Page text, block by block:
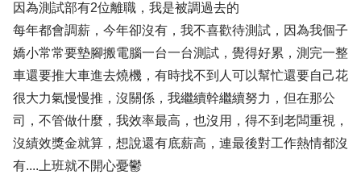
因為測試部有2位離職，我是被調過去的
每年都會調薪，今年卻沒有，我不喜歡待測試，因為我個子
嬌小常常要墊腳搬電腦一台一台測試，覺得好累，測完一整
車還要推大車進去燒機，有時找不到人可以幫忙還要自己花
很大力氣慢慢推，沒關係，我繼續幹繼續努力，但在那公
司，不管做什麼，我效率最高，也沒用，得不到老闆重視，
沒績效獎金就算，想說還有底薪高，連最後對工作熱情都沒
有....上班就不開心憂鬱